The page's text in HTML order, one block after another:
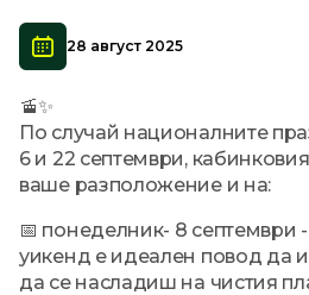
28 август 2025
🚡✨
По случай националните
6 и 22 септември,
ваше разположение и на:
📅 понеделник- 8 септември
уикенд е идеален повод да
да се насладиш на чистия